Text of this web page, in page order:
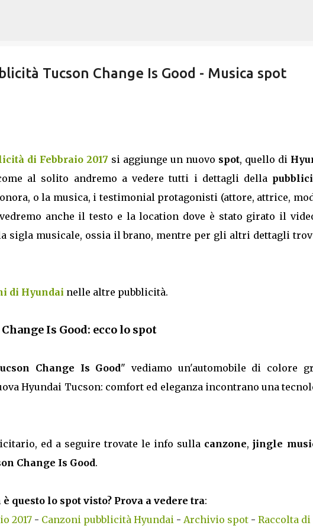
Tucson Change Is Good - Musica spot
di Febbraio 2017 si aggiunge un nuovo spot, quello di
al solito andremo a vedere tutti i dettagli della
o la musica, i testimonial protagonisti (attore, attrice,
anche il testo e la location dove è stato girato il
sigla musicale, ossia il brano, mentre per gli altri dettagli
di Hyundai nelle altre pubblicità.
Is Good: ecco lo spot
Change Is Good" vediamo un'automobile di colore
Hyundai Tucson: comfort ed eleganza incontrano una
ed a seguire trovate le info sulla canzone,jingle
Change Is Good.
è questo lo spot visto? Prova a vedere tra:
2017- Canzoni pubblicità Hyundai- Archivio spot- Raccolta di